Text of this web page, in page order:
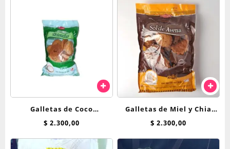
Galletas de Coco
Naturales Nutresan 250
$ 2.300,00
Galletas de Miel y Chia
250GR Nutresan
$ 2.300,00